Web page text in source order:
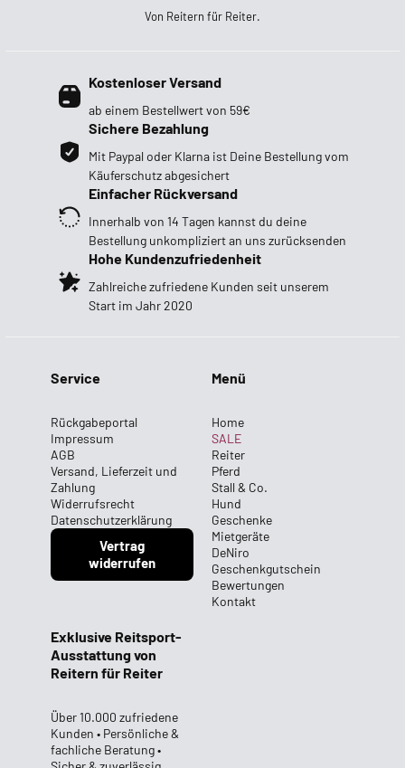
Von Reitern für Reiter.
Kostenloser Versand
ab einem Bestellwert von 59€
Sichere Bezahlung
Mit Paypal oder Klarna ist Deine Bestellung vom
Käuferschutz abgesichert
Einfacher Rückversand
Innerhalb von 14 Tagen kannst du deine
Bestellung unkompliziert an uns zurücksenden
Hohe Kundenzufriedenheit
Zahlreiche zufriedene Kunden seit unserem
Start im Jahr 2020
Service
Rückgabeportal
Impressum
AGB
Versand, Lieferzeit und
Zahlung
Widerrufsrecht
Datenschutzerklärung
Vertrag
widerrufen
Menü
Home
SALE
Reiter
Pferd
Stall & Co.
Hund
Geschenke
Mietgeräte
DeNiro
Geschenkgutschein
Bewertungen
Kontakt
Exklusive Reitsport-
Ausstattung von
Reitern für Reiter
Über 10.000 zufriedene
Kunden • Persönliche &
fachliche Beratung •